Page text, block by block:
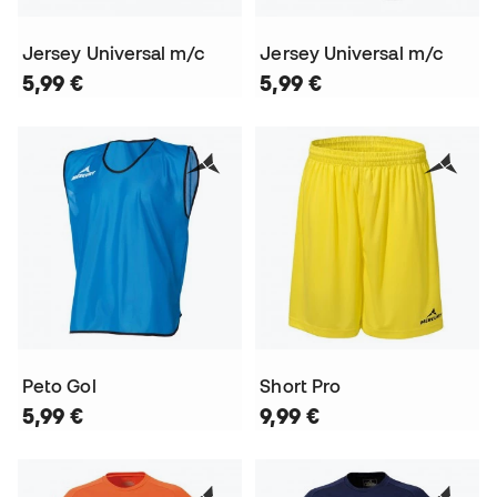
Jersey Universal m/c
5,99 €
Jersey Universal m/c
5,99 €
Peto Gol
5,99 €
Short Pro
9,99 €